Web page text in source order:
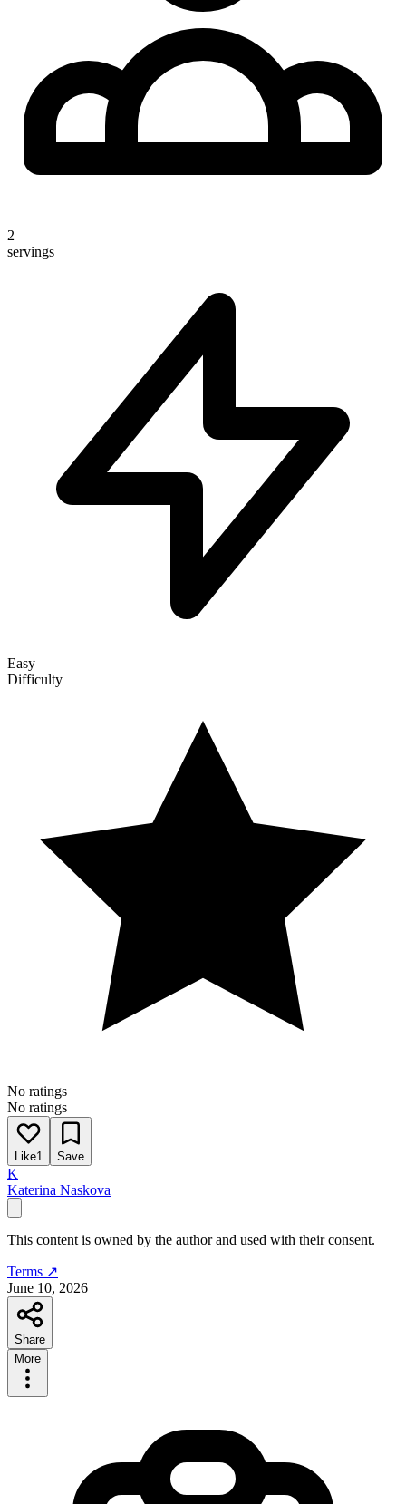
2
servings
Easy
Difficulty
No ratings
No ratings
Like1 Save
K
Katerina Naskova
This content is owned by the author and used with their consent.
Terms ↗
June 10, 2026
Share
More